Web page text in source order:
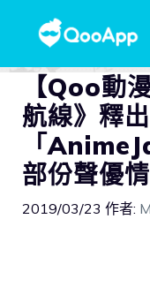
【Qoo動
航線》釋
「
部份聲優
2019/03/23 作者: